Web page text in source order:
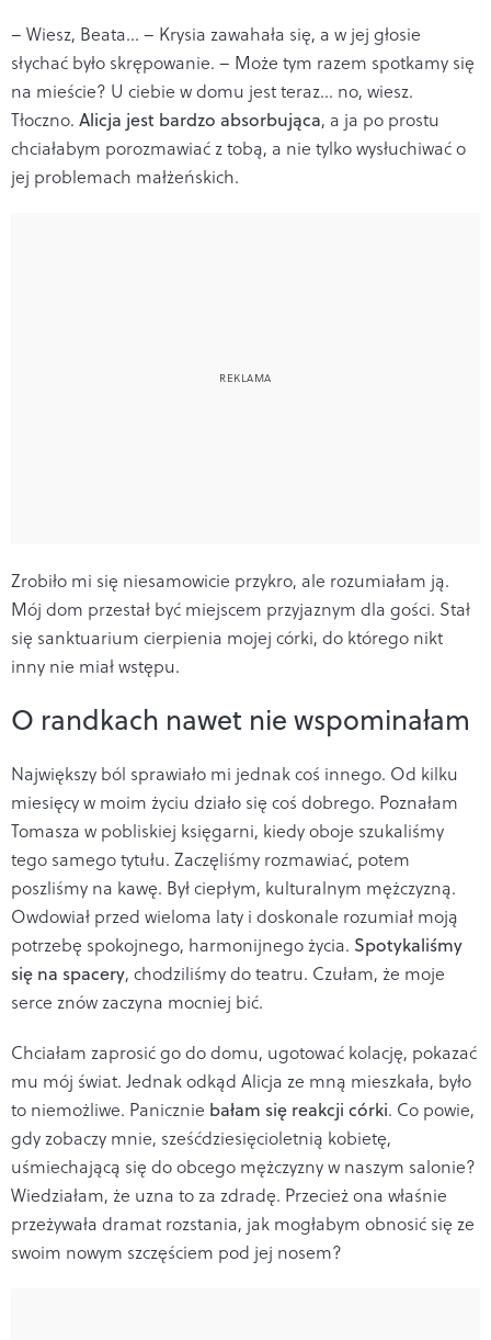
– Wiesz, Beata... – Krysia zawahała się, a w jej głosie
słychać było skrępowanie. – Może tym razem spotkamy się
na mieście? U ciebie w domu jest teraz... no, wiesz.
Tłoczno. Alicja jest bardzo absorbująca, a ja po prostu
chciałabym porozmawiać z tobą, a nie tylko wysłuchiwać o
jej problemach małżeńskich.
Zrobiło mi się niesamowicie przykro, ale rozumiałam ją.
Mój dom przestał być miejscem przyjaznym dla gości. Stał
się sanktuarium cierpienia mojej córki, do którego nikt
inny nie miał wstępu.
O randkach nawet nie wspominałam
Największy ból sprawiało mi jednak coś innego. Od kilku
miesięcy w moim życiu działo się coś dobrego. Poznałam
Tomasza w pobliskiej księgarni, kiedy oboje szukaliśmy
tego samego tytułu. Zaczęliśmy rozmawiać, potem
poszliśmy na kawę. Był ciepłym, kulturalnym mężczyzną.
Owdowiał przed wieloma laty i doskonale rozumiał moją
potrzebę spokojnego, harmonijnego życia. Spotykaliśmy
się na spacery, chodziliśmy do teatru. Czułam, że moje
serce znów zaczyna mocniej bić.
Chciałam zaprosić go do domu, ugotować kolację, pokazać
mu mój świat. Jednak odkąd Alicja ze mną mieszkała, było
to niemożliwe. Panicznie bałam się reakcji córki. Co powie,
gdy zobaczy mnie, sześćdziesięcioletnią kobietę,
uśmiechającą się do obcego mężczyzny w naszym salonie?
Wiedziałam, że uzna to za zdradę. Przecież ona właśnie
przeżywała dramat rozstania, jak mogłabym obnosić się ze
swoim nowym szczęściem pod jej nosem?